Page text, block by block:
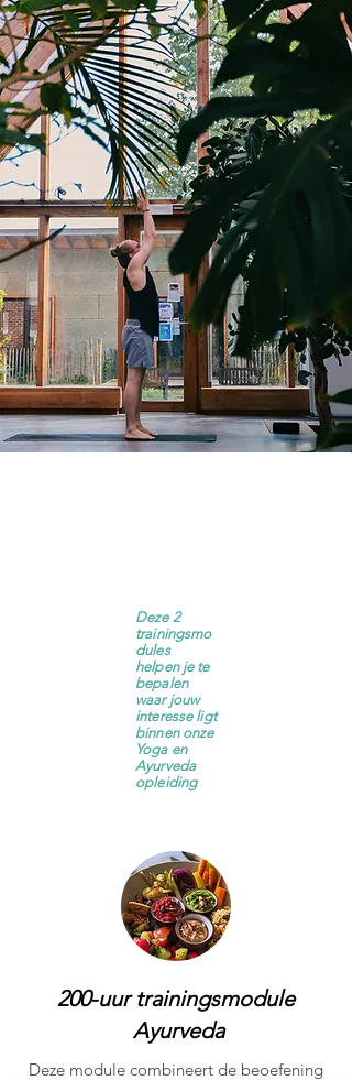
Deze 2
trainingsmo
dules
helpen je te
bepalen
waar jouw
interesse ligt
binnen onze
Yoga en
Ayurveda
opleiding
200-uur trainingsmodule
Ayurveda
Deze module combineert de beoefening